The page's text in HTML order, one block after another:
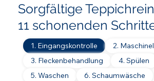
1. Eingangskontrolle
2.
3. Fleckenbehandlung
4. Spülen
5. Waschen
6. Schaumwäsche
Sorgfältige
11 schonenden